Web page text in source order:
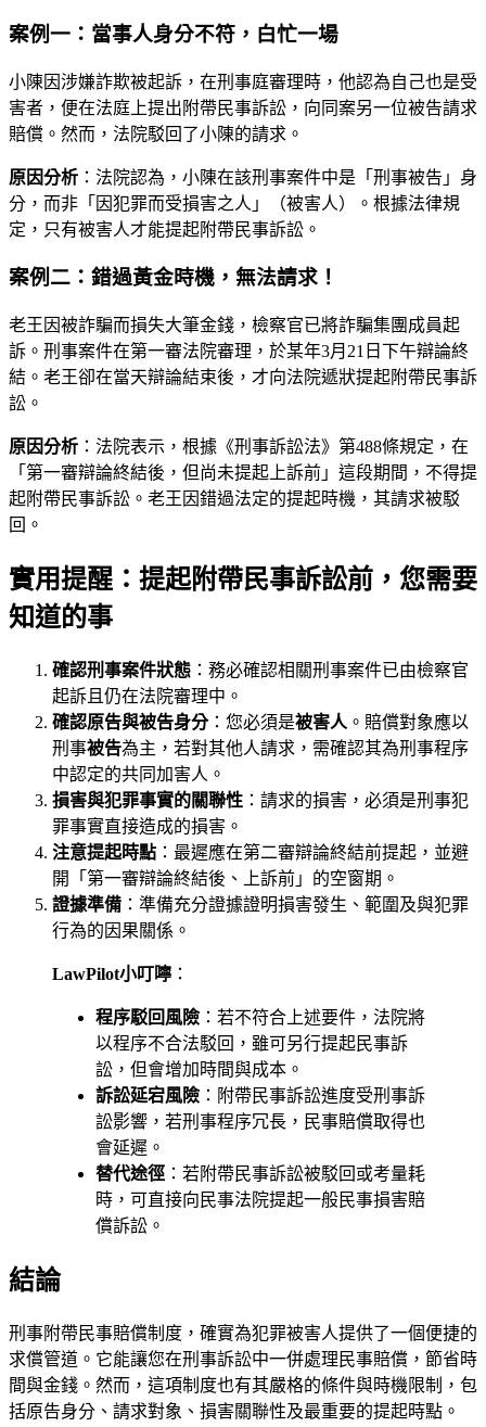
案例一：當事人身分不符，白忙一場
小陳因涉嫌詐欺被起訴，在刑事庭審理時，他認為自己也是受
害者，便在法庭上提出附帶民事訴訟，向同案另一位被告請求
賠償。然而，法院駁回了小陳的請求。
原因分析 ：法院認為，小陳在該刑事案件中是「刑事被告」身
分，而非「因犯罪而受損害之人」（被害人）。根據法律規
定，只有被害人才能提起附帶民事訴訟。
案例二：錯過黃金時機，無法請求！
老王因被詐騙而損失大筆金錢，檢察官已將詐騙集團成員起
訴。刑事案件在第一審法院審理，於某年3月21日下午辯論終
結。老王卻在當天辯論結束後，才向法院遞狀提起附帶民事訴
訟。
原因分析 ：法院表示，根據《刑事訴訟法》第488條規定，在
「第一審辯論終結後，但尚未提起上訴前」這段期間，不得提
起附帶民事訴訟。老王因錯過法定的提起時機，其請求被駁
回。
實用提醒：提起附帶民事訴訟前，您需要
知道的事
確認刑事案件狀態 ：務必確認相關刑事案件已由檢察官
起訴且仍在法院審理中。
確認原告與被告身分：您必須是被害人 。賠償對象應以
刑事被告為主，若對其他人請求，需確認其為刑事程序
中認定的共同加害人。
損害與犯罪事實的關聯性 ：請求的損害，必須是刑事犯
罪事實直接造成的損害。
注意提起時點 ：最遲應在第二審辯論終結前提起，並避
開「第一審辯論終結後、上訴前」的空窗期。
證據準備 ：準備充分證據證明損害發生、範圍及與犯罪
行為的因果關係。
LawPilot小叮嚀 ：
程序駁回風險 ：若不符合上述要件，法院將
以程序不合法駁回，雖可另行提起民事訴
訟，但會增加時間與成本。
訴訟延宕風險 ：附帶民事訴訟進度受刑事訴
訟影響，若刑事程序冗長，民事賠償取得也
會延遲。
替代途徑 ：若附帶民事訴訟被駁回或考量耗
時，可直接向民事法院提起一般民事損害賠
償訴訟。
結論
刑事附帶民事賠償制度，確實為犯罪被害人提供了一個便捷的
求償管道。它能讓您在刑事訴訟中一併處理民事賠償，節省時
間與金錢。然而，這項制度也有其嚴格的條件與時機限制，包
括原告身分、請求對象、損害關聯性及最重要的提起時點。